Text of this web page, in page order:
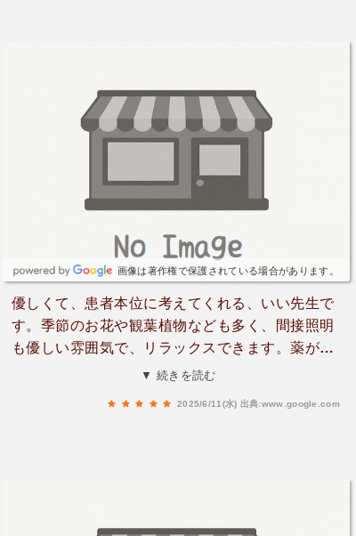
画像は著作権で保護されている場合があります。
優しくて、患者本位に考えてくれる、いい先生で
す。季節のお花や観葉植物なども多く、間接照明
も優しい雰囲気で、リラックスできます。薬が院
内処方なのもありがたいポイントです。必要なと
▼ 続きを読む
2025/6/11(水) 出典:www.google.com